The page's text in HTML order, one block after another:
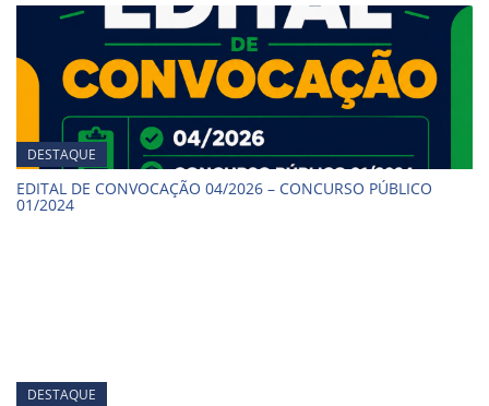
DESTAQUE
EDITAL DE CONVOCAÇÃO 04/2026 – CONCURSO PÚBLICO
01/2024
DESTAQUE